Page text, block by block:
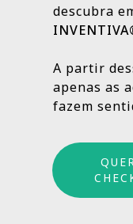
Por isso
médio e
crescimento
descubra
A partir
apenas as
fazem